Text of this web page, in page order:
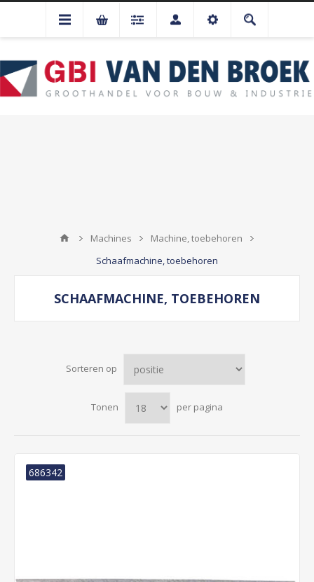
Machines
Machine, toebehoren
Schaafmachine, toebehoren
SCHAAFMACHINE, TOEBEHOREN
Sorteren op
Tonen per pagina
686342